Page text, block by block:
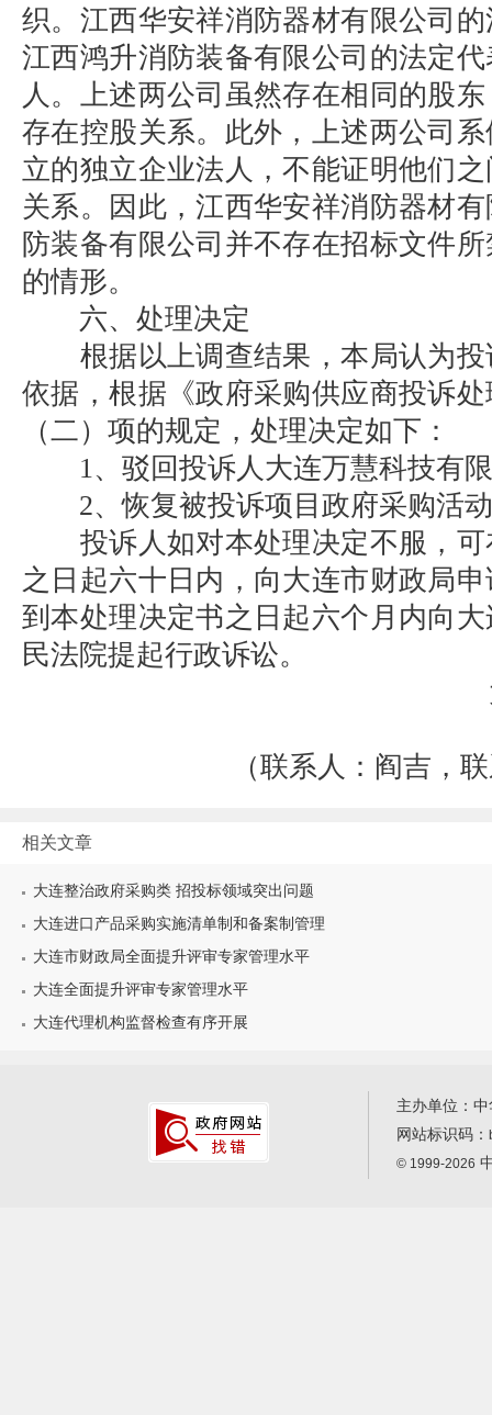
织。江西华安祥消防器材有限公司
江西鸿升消防装备有限公司的法定
人。上述两公司虽然存在相同的股
存在控股关系。此外，上述两公司
立的独立企业法人，不能证明他们
关系。因此，江西华安祥消防器材
防装备有限公司并不存在招标文件
的情形。
六、处理决定
根据以上调查结果，本局认为投
依据，根据《政府采购供应商投诉
（二）项的规定，处理决定如下：
1、驳回投诉人大连万慧科技有限
2、恢复被投诉项目政府采购活
投诉人如对本处理决定不服，可
之日起六十日内，向大连市财政局
到本处理决定书之日起六个月内向
民法院提起行政诉讼。
大
（联系人：阎吉，联
相关文章
大连整治政府采购类 招投标领域突出问题
大连进口产品采购实施清单制和备案制管理
大连市财政局全面提升评审专家管理水平
大连全面提升评审专家管理水平
大连代理机构监督检查有序开展
主办单位：
网站标识码：
© 1999-2026